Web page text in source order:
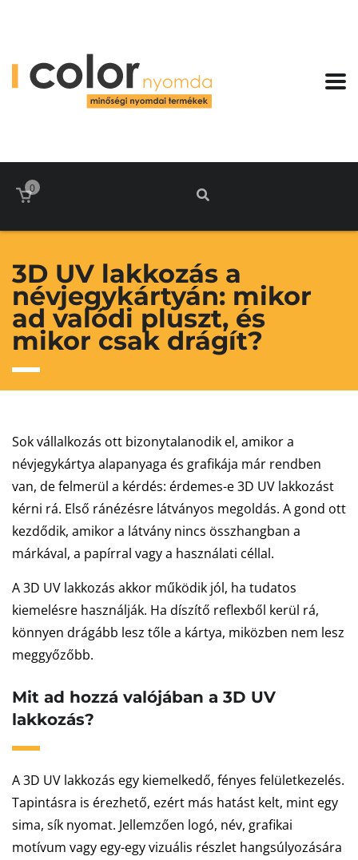
0
3D UV lakkozás a
névjegykártyán: mikor
ad valódi pluszt, és
mikor csak drágít?
Sok vállalkozás ott bizonytalanodik el, amikor a
névjegykártya alapanyaga és grafikája már rendben
van, de felmerül a kérdés: érdemes-e 3D UV lakkozást
kérni rá. Első ránézésre látványos megoldás. A gond ott
kezdődik, amikor a látvány nincs összhangban a
márkával, a papírral vagy a használati céllal.
A 3D UV lakkozás akkor működik jól, ha tudatos
kiemelésre használják. Ha díszítő reflexből kerül rá,
könnyen drágább lesz tőle a kártya, miközben nem lesz
meggyőzőbb.
Mit ad hozzá valójában a 3D UV
lakkozás?
A 3D UV lakkozás egy kiemelkedő, fényes felületkezelés.
Tapintásra is érezhető, ezért más hatást kelt, mint egy
sima, sík nyomat. Jellemzően logó, név, grafikai
motívum vagy egy-egy vizuális részlet hangsúlyozására